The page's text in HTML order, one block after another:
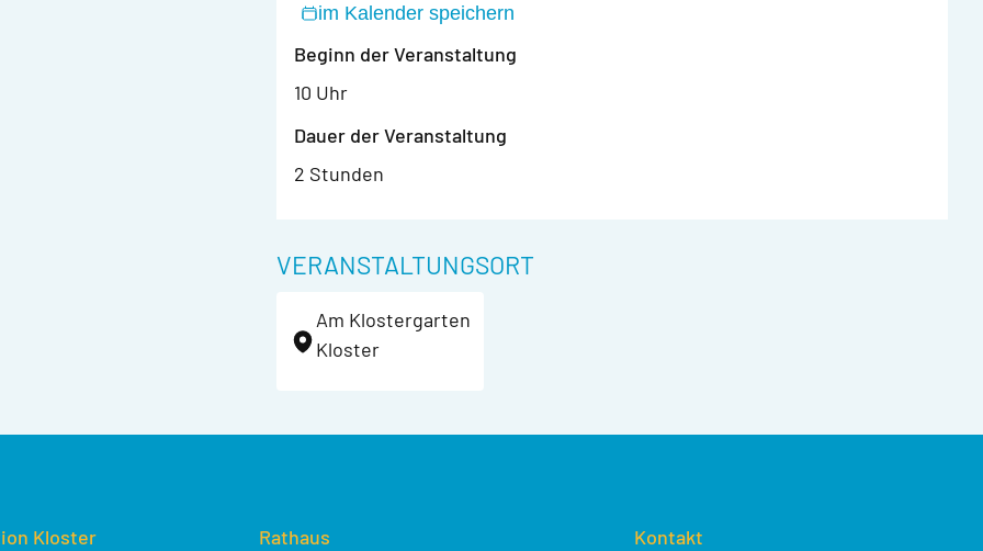
im Kalender speichern
Beginn der Veranstaltung
10 Uhr
Dauer der Veranstaltung
2 Stunden
VERANSTALTUNGSORT
Am Klostergarten
Kloster
Kloster
Rathaus
Kontakt